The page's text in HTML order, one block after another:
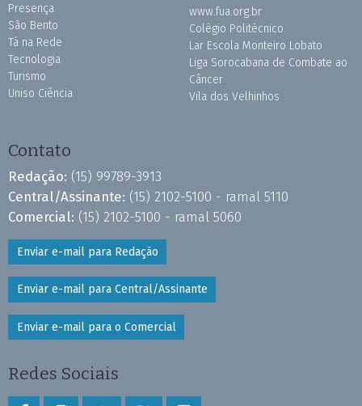
Presença
São Bento
Tá na Rede
Tecnologia
Turismo
Uniso Ciência
www.fua.org.br
Colégio Politécnico
Lar Escola Monteiro Lobato
Liga Sorocabana de Combate ao
Câncer
Vila dos Velhinhos
Contato
Redação: (15) 99789-3913
Central/Assinante: (15) 2102-5100 - ramal 5110
Comercial: (15) 2102-5100 - ramal 5060
Enviar e-mail para Redação
Enviar e-mail para Central/Assinante
Enviar e-mail para o Comercial
Redes Sociais